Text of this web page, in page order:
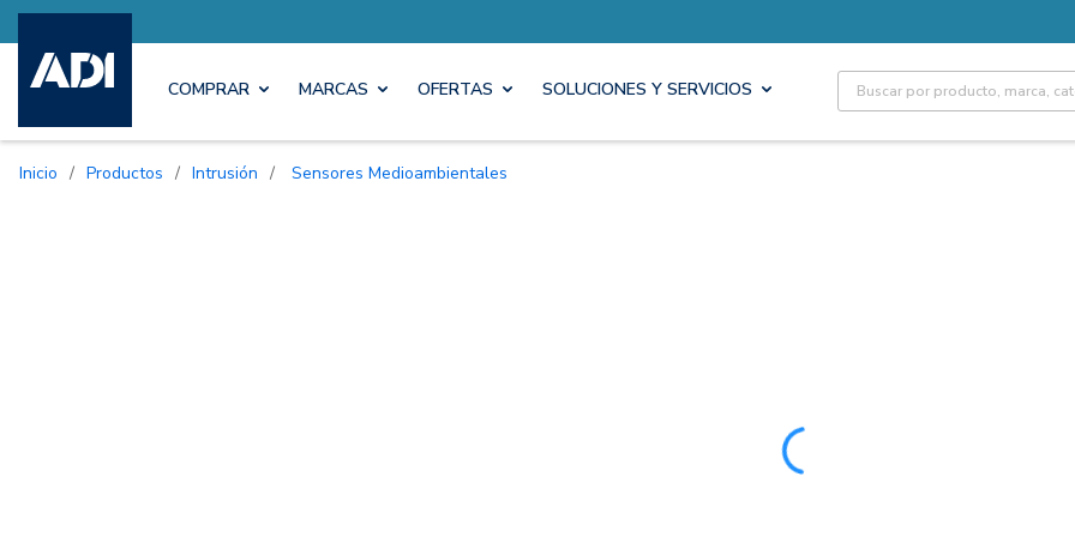
COMPRAR MARCAS OFERTAS SOLUCIONES Y SERVICIOS Site Search
Inicio / Productos / Intrusión / Sensores Medioambientales